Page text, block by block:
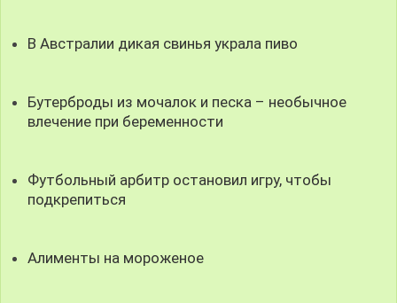
В Австралии дикая свинья украла пиво
Бутерброды из мочалок и песка – необычное
влечение при беременности
Футбольный арбитр остановил игру, чтобы
подкрепиться
Алименты на мороженое